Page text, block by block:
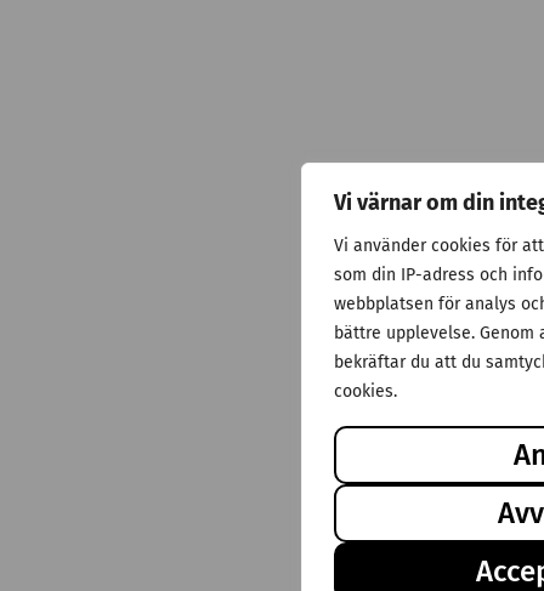
Vi värnar om din
Vi använder cookies för
som din IP-adress och
webbplatsen för analys
bättre upplevelse.
bekräftar du att du
cookies.